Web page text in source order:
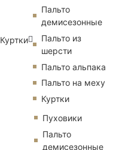
Куртки
Пальто
демисезонные
Пальто из
шерсти
Пальто альпака
Пальто на меху
Куртки
Пуховики
Пальто
демисезонные